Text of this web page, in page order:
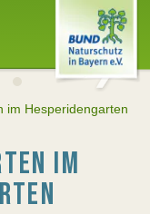
im Hesperidengarten
IM